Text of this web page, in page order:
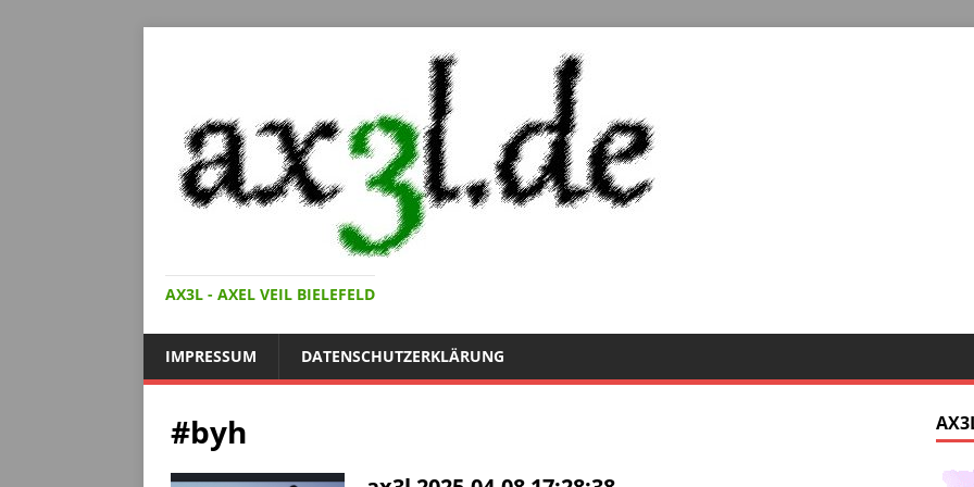
AX3L - AXEL VEIL BIELEFELD
IMPRESSUM DATENSCHUTZERKLÄRUNG
#byh